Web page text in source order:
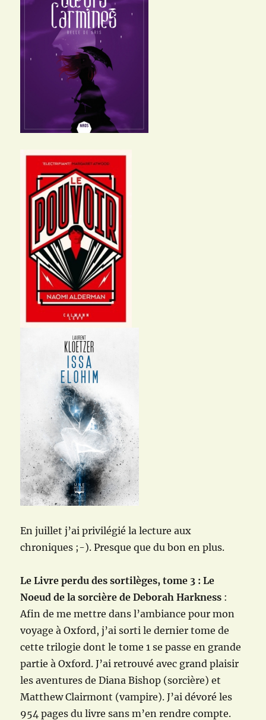
En juillet j’ai privilégié la lecture aux
chroniques ;-). Presque que du bon en plus.
Le Livre perdu des sortilèges, tome 3 : Le
Noeud de la sorcière de Deborah Harkness :
Afin de me mettre dans l’ambiance pour mon
voyage à Oxford, j’ai sorti le dernier tome de
cette trilogie dont le tome 1 se passe en grande
partie à Oxford. J’ai retrouvé avec grand plaisir
les aventures de Diana Bishop (sorcière) et
Matthew Clairmont (vampire). J’ai dévoré les
954 pages du livre sans m’en rendre compte.